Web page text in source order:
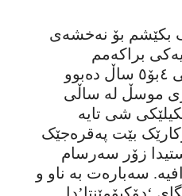
بکێشم بۆ نەخشەی
براکەمم
هەڵبژارد، کە لەتەمەنی ٤بۆ٥ ساڵ دەبوو
موسڵ لە ساڵی
شی تایە
بێت پەقرەجێک
زۆر سەرسام
سەبارەت بە ناو و